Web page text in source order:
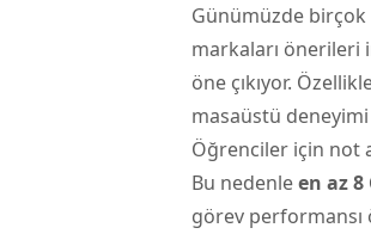
Günümüzde
markaları önerileri
öne çıkıyor.
masaüstü
Öğrenciler için not
Bu nedenleen az 8
görev performansı